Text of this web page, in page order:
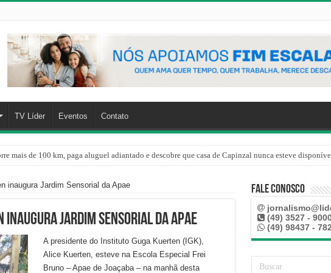
TV Líder Eventos Contato
mais de 100 km, paga aluguel adiantado e descobre que casa de Capinzal nunca esteve
inaugura Jardim Sensorial da Apae
inaugura Jardim Sensorial da Apae
A presidente do Instituto Guga Kuerten (IGK),
Alice Kuerten, esteve na Escola Especial Frei
Bruno – Apae de Joaçaba – na manhã desta
Fale Conosco
(49) 3527 -
(49) 98437 -